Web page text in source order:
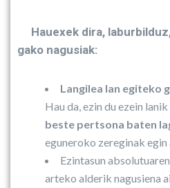
Hauexek dira,
gako nagusiak:
Langilea lan egiteko
Hau da, ezin du ezein
beste pertsona baten
eguneroko zereginak egin
Ezintasun
arteko alderik nagusiena